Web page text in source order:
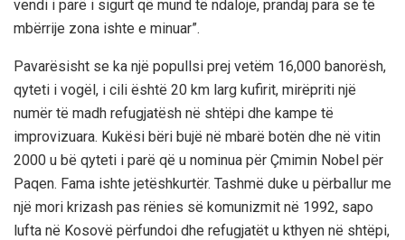
vendi i parë i sigurt që mund të ndaloje, prandaj para se të
mbërrije zona ishte e minuar”.
Pavarësisht se ka një popullsi prej vetëm 16,000 banorësh,
qyteti i vogël, i cili është 20 km larg kufirit, mirëpriti një
numër të madh refugjatësh në shtëpi dhe kampe të
improvizuara. Kukësi bëri bujë në mbarë botën dhe në vitin
2000 u bë qyteti i parë që u nominua për Çmimin Nobel për
Paqen. Fama ishte jetëshkurtër. Tashmë duke u përballur me
një mori krizash pas rënies së komunizmit në 1992, sapo
lufta në Kosovë përfundoi dhe refugjatët u kthyen në shtëpi,